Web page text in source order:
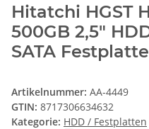
Hitatchi HGST
500GB 2,5"
SATA
Artikelnummer: AA-4449
GTIN: 8717306634632
Kategorie: HDD / Festplatten